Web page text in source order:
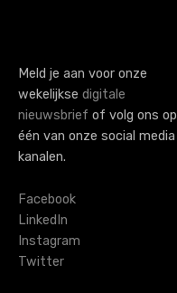
s
n
a
i
g
a
Meld je aan voor onze
wekelijkse digitale
nieuwsbrief of volg ons op
één van onze social media
kanalen.
Facebook
LinkedIn
Instagram
Twitter